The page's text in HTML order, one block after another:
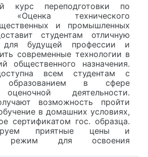
курс переподготовки по
«Оценка технического
и промышленных
студентам отличную
для будущей профессии и
современные технологии в
общественного назначения.
всем студентам с
образованием в сфере
деятельности.
возможность пройти
в домашних условиях,
сертификатом гос. образца.
приятные цены и
режим для освоения